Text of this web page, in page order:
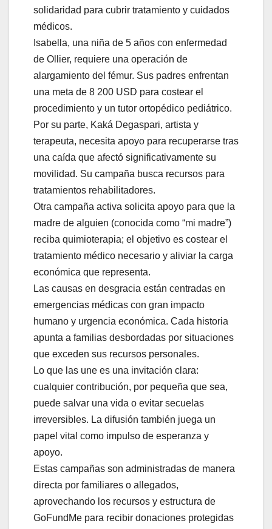
solidaridad para cubrir tratamiento y cuidados
médicos.
Isabella, una niña de 5 años con enfermedad
de Ollier, requiere una operación de
alargamiento del fémur. Sus padres enfrentan
una meta de 8 200 USD para costear el
procedimiento y un tutor ortopédico pediátrico.
Por su parte, Kaká Degaspari, artista y
terapeuta, necesita apoyo para recuperarse tras
una caída que afectó significativamente su
movilidad. Su campaña busca recursos para
tratamientos rehabilitadores.
Otra campaña activa solicita apoyo para que la
madre de alguien (conocida como “mi madre”)
reciba quimioterapia; el objetivo es costear el
tratamiento médico necesario y aliviar la carga
económica que representa.
Las causas en desgracia están centradas en
emergencias médicas con gran impacto
humano y urgencia económica. Cada historia
apunta a familias desbordadas por situaciones
que exceden sus recursos personales.
Lo que las une es una invitación clara:
cualquier contribución, por pequeña que sea,
puede salvar una vida o evitar secuelas
irreversibles. La difusión también juega un
papel vital como impulso de esperanza y
apoyo.
Estas campañas son administradas de manera
directa por familiares o allegados,
aprovechando los recursos y estructura de
GoFundMe para recibir donaciones protegidas